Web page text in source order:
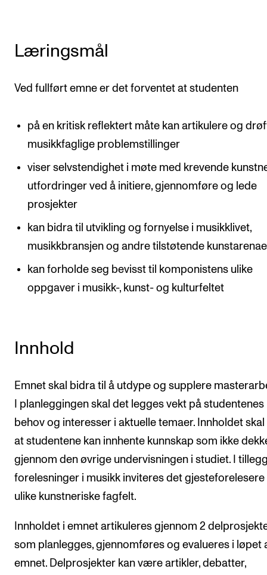
Nyheter og historier
Ledige stillinger
INFO
Om Norges musikkhøgskole
Kontakt oss
Finn ansatte
For ansatte og studenter
Læringsmål
Ved fullført emne er det forventet at studenten
på en kritisk reflektert måte kan artikulere og
musikkfaglige problemstillinger
viser selvstendighet i møte med krevende
utfordringer ved å initiere, gjennomføre og lede
prosjekter
kan bidra til utvikling og fornyelse i musikklivet,
musikkbransjen og andre tilstøtende
kan forholde seg bevisst til komponistens ulike
oppgaver i musikk-, kunst- og kulturfeltet
Innhold
Emnet skal bidra til å utdype og supplere
I planleggingen skal det legges vekt på studentenes
behov og interesser i aktuelle temaer. Innholdet skal
at studentene kan innhente kunnskap som ikke
gjennom den øvrige undervisningen i studiet. I
forelesninger i musikk inviteres det gjesteforelesere
ulike kunstneriske fagfelt.
Innholdet i emnet artikuleres gjennom 2
som planlegges, gjennomføres og evalueres i løpet
emnet. Delprosjekter kan være artikler, debatter,